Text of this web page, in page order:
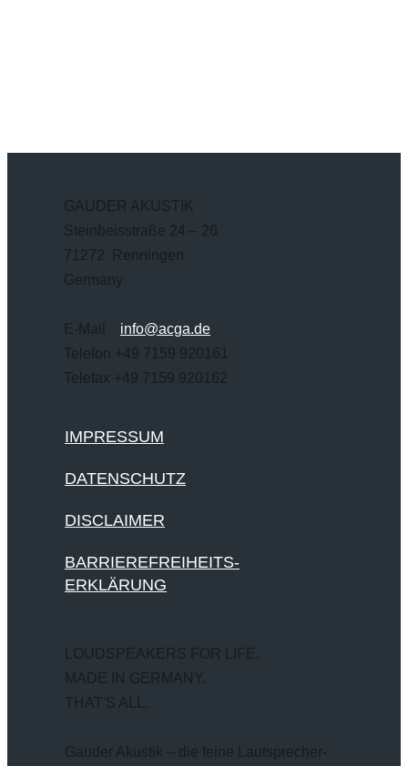
GAUDER AKUSTIK
Steinbeisstraße 24 – 26
71272 Renningen
Germany
E-Mail info@acga.de
Telefon +49 7159 920161
Telefax +49 7159 920162
IMPRESSUM
DATENSCHUTZ
DISCLAIMER
BARRIEREFREIHEITS-
ERKLÄRUNG
LOUDSPEAKERS FOR LIFE.
MADE IN GERMANY.
THAT'S ALL.
Gauder Akustik – die feine Lautsprecher-